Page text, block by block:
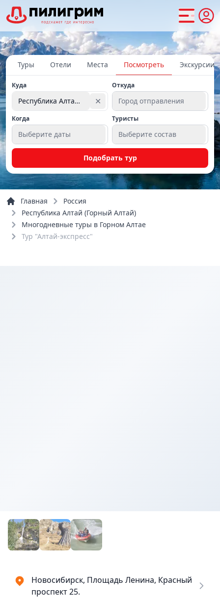
Туры Отели Места Посмотреть Экскурсии
Куда
Республика Алтай (Горный Алтай)
✕
Откуда
Город отправления
Когда
Выберите даты
Туристы
Выберите состав
Подобрать тур
Главная
Россия
Республика Алтай (Горный Алтай)
Многодневные туры в Горном Алтае
Тур "Алтай-экспресс"
Новосибирск, Площадь Ленина, Красный
проспект 25.